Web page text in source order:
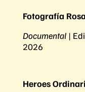
Fotografía
Documental |
2026
Heroes